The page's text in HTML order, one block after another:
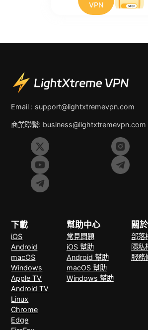
VPN
Email : support@lightxtremevpn.com
商業聯繫: business@lightxtremevpn.com
下載
iOS
Android
macOS
Windows
Apple TV
Android TV
Linux
Chrome
Edge
幫助中心
常見問題
iOS 幫助
Android 幫助
macOS 幫助
Windows 幫助
關
部落
隱私
服務